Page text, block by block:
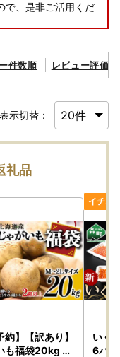
で、是非ご活用くだ
ては申請書にQRコ
が可能です。
いては こちらから
らせ
ください！
1日（木）以降、お
お届け先を変更（転
け先から変更後のお
します。
所をご入力いただく
込いただきますよう
件数順 レビュー評価順
表示切替：
礼品
約】【訳あり】
も福袋20kg （
いく
6パック